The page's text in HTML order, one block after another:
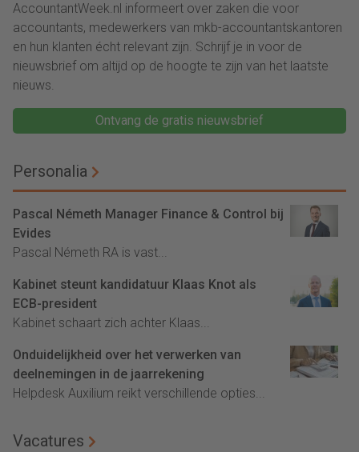
AccountantWeek.nl informeert over zaken die voor
accountants, medewerkers van mkb-accountantskantoren
en hun klanten écht relevant zijn. Schrijf je in voor de
nieuwsbrief om altijd op de hoogte te zijn van het laatste
nieuws.
Ontvang de gratis nieuwsbrief
Personalia
Pascal Németh Manager Finance & Control bij
Evides
Pascal Németh RA is vast...
Kabinet steunt kandidatuur Klaas Knot als
ECB-president
Kabinet schaart zich achter Klaas...
Onduidelijkheid over het verwerken van
deelnemingen in de jaarrekening
Helpdesk Auxilium reikt verschillende opties...
Vacatures